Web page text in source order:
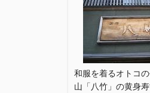
和服を着るオトコ
山「八竹」の黄身